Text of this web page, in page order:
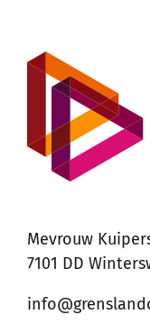
Mevrouw
7101 DD